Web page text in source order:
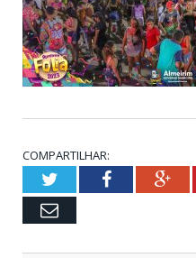
COMPARTILHAR:
TwitterFacebook
Email